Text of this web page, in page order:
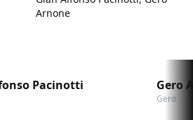
Arnone
Pacinotti Gero
Gero